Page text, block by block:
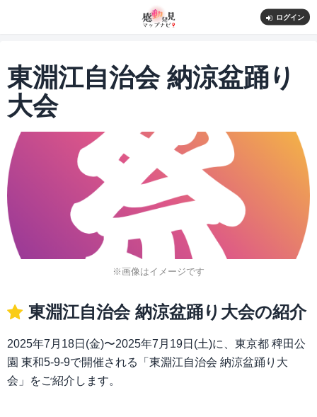
ログイン
東淵江自治会 納涼盆踊り
大会
※画像はイメージです
東淵江自治会 納涼盆踊り大会の紹介
2025年7月18日(金)〜2025年7月19日(土)に、東京都 稗田公
園 東和5-9-9で開催される「東淵江自治会 納涼盆踊り大
会」をご紹介します。